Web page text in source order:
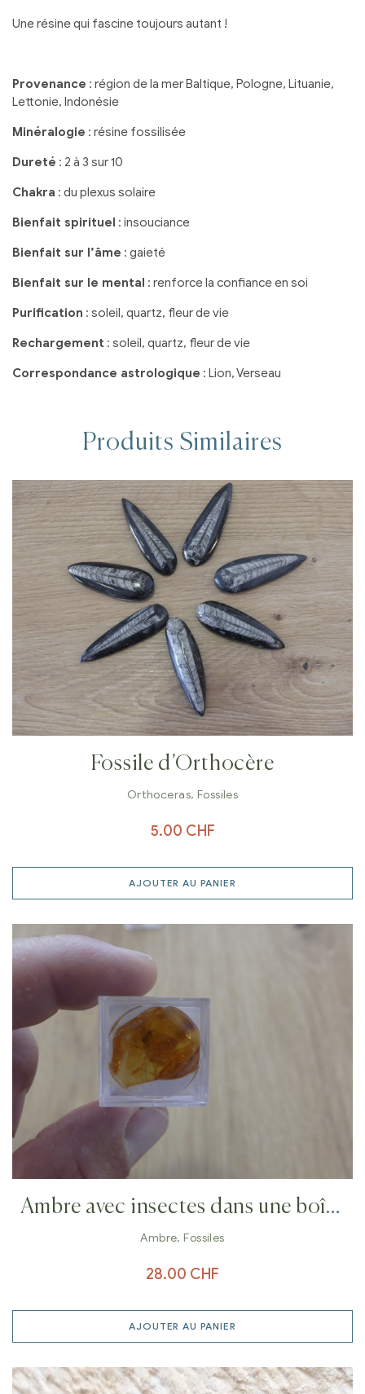
Une résine qui fascine toujours autant !
Provenance : région de la mer Baltique, Pologne, Lituanie,
Lettonie, Indonésie
Minéralogie : résine fossilisée
Dureté : 2 à 3 sur 10
Chakra : du plexus solaire
Bienfait spirituel : insouciance
Bienfait sur l’âme : gaieté
Bienfait sur le mental : renforce la confiance en soi
Purification : soleil, quartz, fleur de vie
Rechargement : soleil, quartz, fleur de vie
Correspondance astrologique : Lion, Verseau
Produits Similaires
Fossile d’Orthocère
Orthoceras, Fossiles
5.00 CHF
AJOUTER AU PANIER
Ambre avec insectes dans une boîte
loupe
Ambre,Fossiles
28.00 CHF
AJOUTER AU PANIER